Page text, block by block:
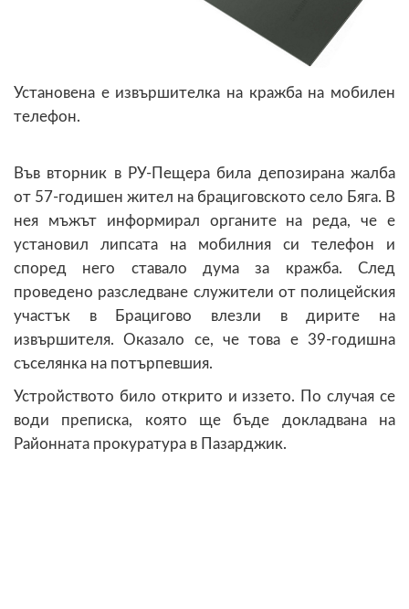
Установена е извършителка на кражба на мобилен
телефон.
Във вторник в РУ-Пещера била депозирана жалба
от 57-годишен жител на брациговското село Бяга. В
нея мъжът информирал органите на реда, че е
установил липсата на мобилния си телефон и
според него ставало дума за кражба. След
проведено разследване служители от полицейския
участък в Брацигово влезли в дирите на
извършителя. Оказало се, че това е 39-годишна
съселянка на потърпевшия.
Устройството било открито и иззето. По случая се
води преписка, която ще бъде докладвана на
Районната прокуратура в Пазарджик.